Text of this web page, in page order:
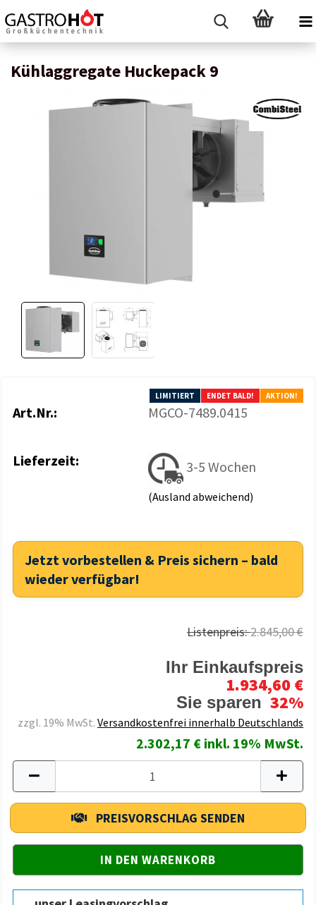
Kühlaggregate Huckepack 9
LIMITIERT ENDET BALD! AKTION!
Art.Nr.: MGCO-7489.0415
Lieferzeit: 3-5 Wochen
(Ausland abweichend)
Jetzt vorbestellen & Preis sichern – bald
wieder verfügbar!
Listenpreis:2.845,00 €
Ihr Einkaufspreis
1.934,60 €
Sie sparen 32%
zzgl. 19% MwSt. Versandkostenfrei innerhalb Deutschlands
2.302,17 € inkl. 19% MwSt.
PREISVORSCHLAG SENDEN